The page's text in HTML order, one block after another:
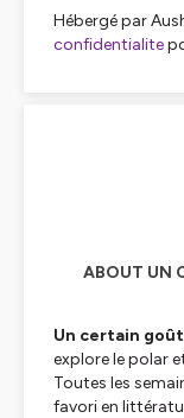
Hébergé par
confidentialite
ABOUT UN
Un certain
explore le polar
Toutes les
favori en